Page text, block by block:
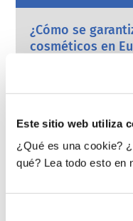
Este sitio web utiliza
¿Qué es una cookie?
qué? Lea todo esto en
¿Cómo se
cosméticos en
Europea sean
nacionales y
responsabilidad
seguridad de los
¿Qué debo
endocrinos?
Se ha afirmado
“disruptores